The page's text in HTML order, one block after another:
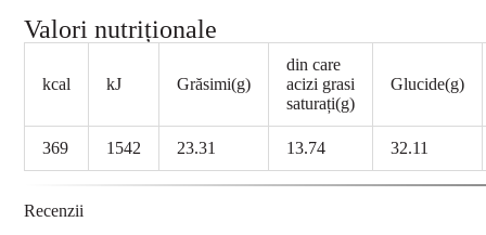
Valori nutriționale
kcal kJ Grăsimi(g)
din care
acizi grasi
saturați(g)
Glucide(g)
369 1542 23.31 13.74 32.11
Recenzii